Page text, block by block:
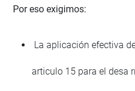
Por eso exigimos:
La aplicación efectiva
articulo 15 para el desa